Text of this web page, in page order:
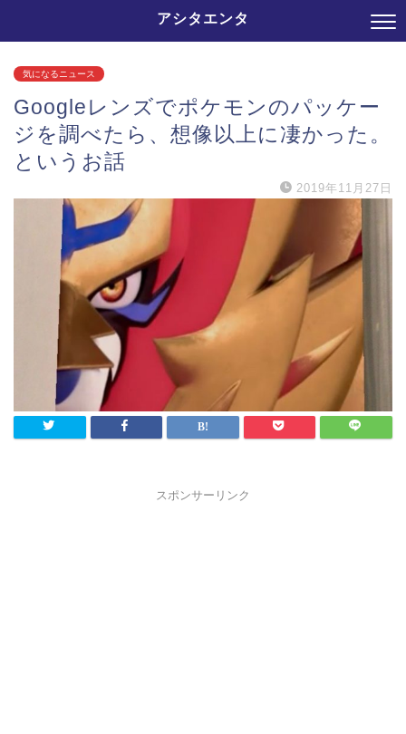
アシタエンタ
気になるニュース
Googleレンズでポケモンのパッケー
ジを調べたら、想像以上に凄かった。
というお話
2019年11月27日
スポンサーリンク